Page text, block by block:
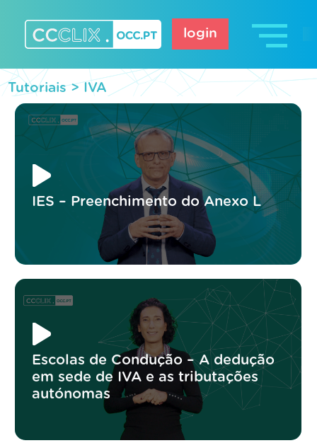
content
login
Tutoriais > IVA
IES – Preenchimento do Anexo L
Escolas de Condução – A dedução
em sede de IVA e as tributações
autónomas